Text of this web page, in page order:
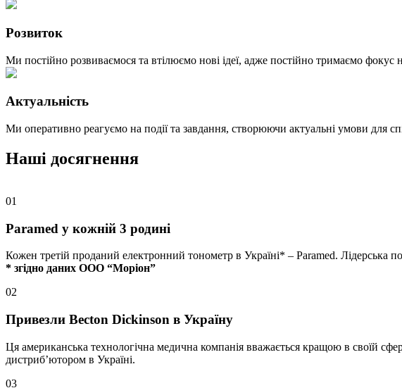
Розвиток
Ми постійно розвиваємося та втілюємо нові ідеї, адже постійно тримаємо фокус
Актуальність
Ми оперативно реагуємо на події та завдання, створюючи актуальні умови для
Наші досягнення
01
Paramed у кожній 3 родині
Кожен третій проданий електронний тонометр в Україні* – Paramed. Лідерська
* згідно даних ООО “Моріон”
02
Привезли Becton Dickinson в Україну
Ця американська технологічна медична компанія вважається кращою в своїй
дистриб’ютором в Україні.
03